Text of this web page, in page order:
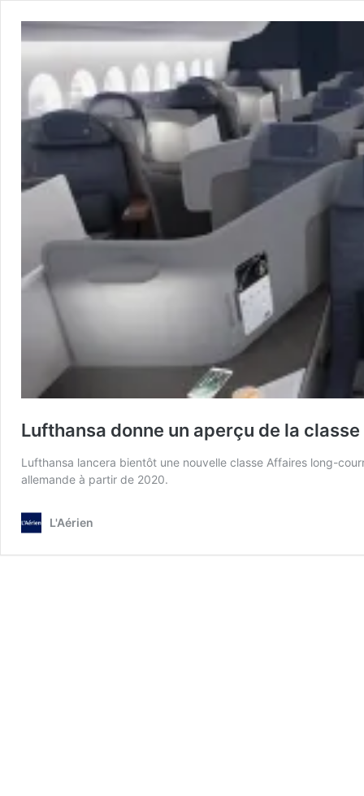
Lufthansa donne un aperçu de la
Lufthansa lancera bientôt une nouvelle classe Affaires long-
allemande à partir de 2020.
L'Aérien